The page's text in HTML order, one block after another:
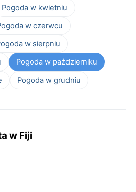
Pogoda w kwietniu
w czerwcu
w sierpniu
Pogoda w październiku
Pogoda w grudniu
w Fiji